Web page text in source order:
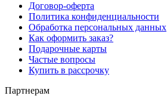
Договор-оферта
Политика конфиденциальности
Обработка персональных данных
Как оформить заказ?
Подарочные карты
Частые вопросы
Купить в рассрочку
Партнерам